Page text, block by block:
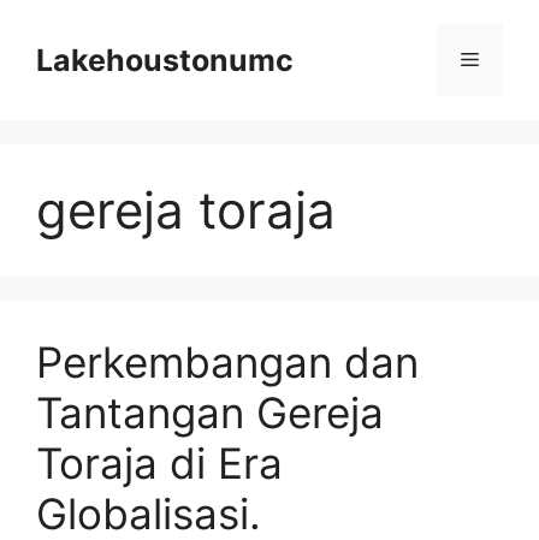
contentLakehoustonumc Menu
gereja toraja
Perkembangan dan
Tantangan Gereja
Toraja di Era
Globalisasi.